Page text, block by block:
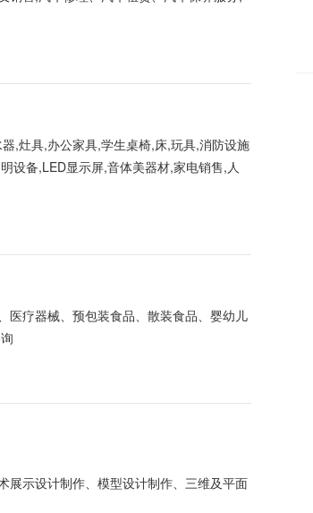
,灶具,办公家具,学生桌椅,床,玩具,消防设施
设备,LED显示屏,音体美器材,家电销售,人
医疗器械、预包装食品、散装食品、婴幼儿
展示设计制作、模型设计制作、三维及平面